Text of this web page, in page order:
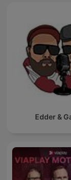
Edder &